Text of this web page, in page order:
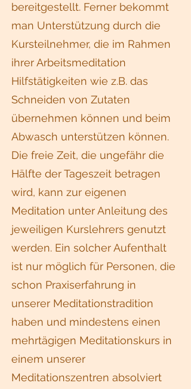
bereitgestellt. Ferner bekommt
man Unterstützung durch die
Kursteilnehmer, die im Rahmen
ihrer Arbeitsmeditation
Hilfstätigkeiten wie z.B. das
Schneiden von Zutaten
übernehmen können und beim
Abwasch unterstützen können.
Die freie Zeit, die ungefähr die
Hälfte der Tageszeit betragen
wird, kann zur eigenen
Meditation unter Anleitung des
jeweiligen Kurslehrers genutzt
werden. Ein solcher Aufenthalt
ist nur möglich für Personen, die
schon Praxiserfahrung in
unserer Meditationstradition
haben und mindestens einen
mehrtägigen Meditationskurs in
einem unserer
Meditationszentren absolviert